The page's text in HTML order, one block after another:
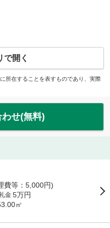
で開く
所在することを表すものであり、実際
せ(無料)
費等：5,000円)
金 5万円
㎡